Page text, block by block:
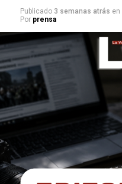
Publicado 3 semanas atrás en
Por prensa